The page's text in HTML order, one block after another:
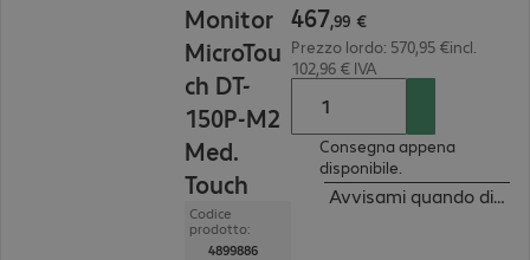
Monitor
MicroTou
ch DT-
150P-M2
Med.
Touch
Codice
prodotto:
4899886
467,99 €
Prezzo lordo: 570,95 €incl.
102,96 € IVA
Consegna appena
disponibile.
Avvisami quando